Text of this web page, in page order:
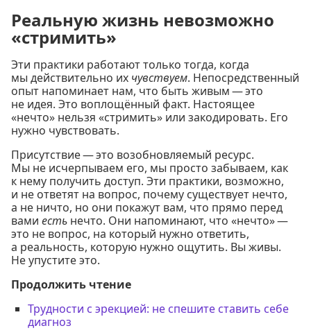
Реальную жизнь невозможно
«стримить»
Эти практики работают только тогда, когда
мы действительно их чувствуем. Непосредственный
опыт напоминает нам, что быть живым — это
не идея. Это воплощённый факт. Настоящее
«нечто» нельзя «стримить» или закодировать. Его
нужно чувствовать.
Присутствие — это возобновляемый ресурс.
Мы не исчерпываем его, мы просто забываем, как
к нему получить доступ. Эти практики, возможно,
и не ответят на вопрос, почему существует нечто,
а не ничто, но они покажут вам, что прямо перед
вами есть нечто. Они напоминают, что «нечто» —
это не вопрос, на который нужно ответить,
а реальность, которую нужно ощутить. Вы живы.
Не упустите это.
Продолжить чтение
Трудности с эрекцией: не спешите ставить себе
диагноз